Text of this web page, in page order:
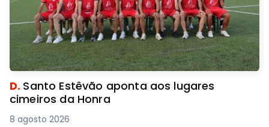
D. Santo Estêvão aponta aos lugares
cimeiros da Honra
8 agosto 2026